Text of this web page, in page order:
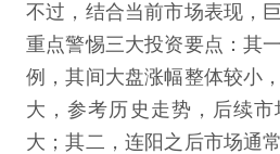
不过，结合当前市场表现，
重点警惕三大投资要点：其
例，其间大盘涨幅整体较小
大，参考历史走势，后续
大；其二，连阳之后市场通